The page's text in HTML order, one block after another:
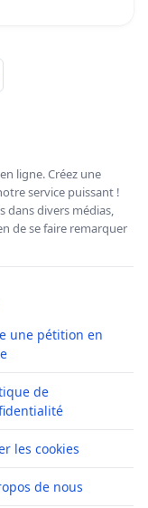
ligne. Créez une
service puissant !
divers médias,
de se faire remarquer
une pétition en
de
les cookies
de nous